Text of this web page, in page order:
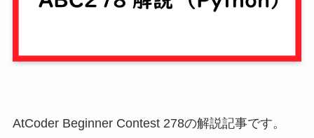
AtCoder Beginner Contest 278の解説記事です。